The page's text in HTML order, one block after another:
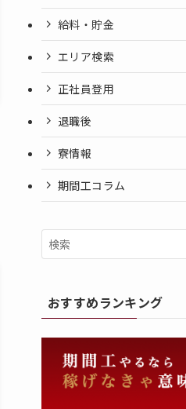
給料・貯金
エリア検索
正社員登用
退職後
寮情報
期間工コラム
おすすめランキング